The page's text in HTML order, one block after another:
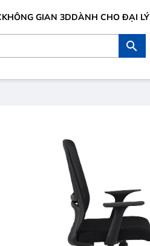
KHÔNG GIAN 3DDÀNH CHO ĐẠI LÝ